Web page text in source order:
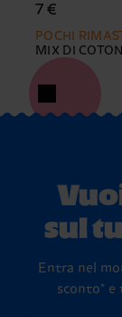
7 €
POCHI
MIX DI
sul
Entra nel
sconto*